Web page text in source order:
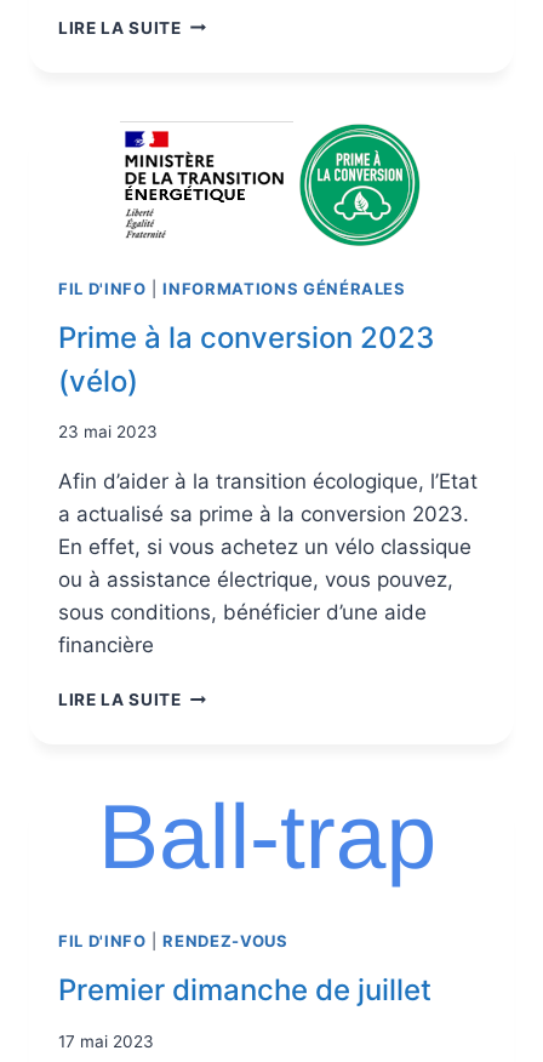
LIRE LA SUITE
FIL D'INFO |INFORMATIONS GÉNÉRALES
Prime à la conversion 2023
(vélo)
23 mai 2023
Afin d’aider à la transition écologique, l’Etat
a actualisé sa prime à la conversion 2023.
En effet, si vous achetez un vélo classique
ou à assistance électrique, vous pouvez,
sous conditions, bénéficier d’une aide
financière
LIRE LA SUITE
FIL D'INFO |RENDEZ-VOUS
Premier dimanche de juillet
17 mai 2023